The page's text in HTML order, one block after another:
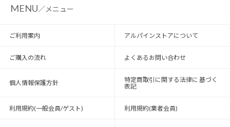
MENU／メニュー
ご利用案内 アルパインストアについて
ご購入の流れ よくあるお問い合わせ
個人情報保護方針
特定商取引に関する法律に 基づく
表記
利用規約(一般会員/ゲスト) 利用規約(業者会員)